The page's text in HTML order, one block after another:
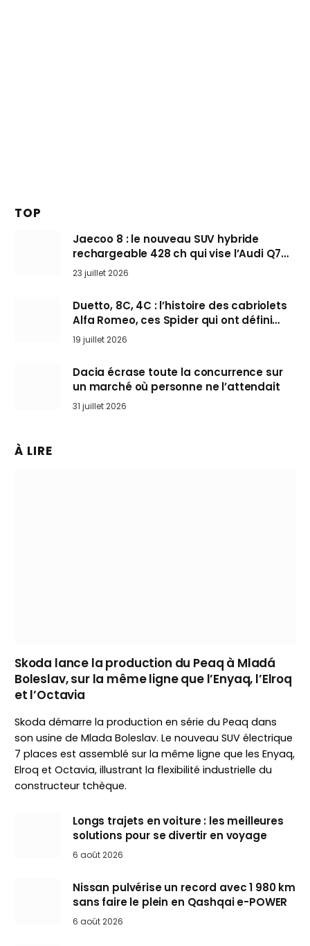
TOP
Jaecoo 8 : le nouveau SUV hybride
rechargeable 428 ch qui vise l’Audi Q7
arrive en Europe cet automne
23 juillet 2026
Duetto, 8C, 4C : l’histoire des cabriolets
Alfa Romeo, ces Spider qui ont défini
l’art de rouler cheveux au vent
19 juillet 2026
Dacia écrase toute la concurrence sur
un marché où personne ne l’attendait
31 juillet 2026
À LIRE
Skoda lance la production du Peaq à Mladá
Boleslav, sur la même ligne que l’Enyaq, l’Elroq
et l’Octavia
Skoda démarre la production en série du Peaq dans
son usine de Mlada Boleslav. Le nouveau SUV électrique
7 places est assemblé sur la même ligne que les Enyaq,
Elroq et Octavia, illustrant la flexibilité industrielle du
constructeur tchèque.
Longs trajets en voiture : les meilleures
solutions pour se divertir en voyage
6 août 2026
Nissan pulvérise un record avec 1 980 km
sans faire le plein en Qashqai e-POWER
6 août 2026